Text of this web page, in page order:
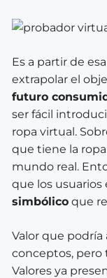
Es a partir de
extrapolar el
futuro
ser fácil
ropa virtual.
que tiene la
mundo real.
que los
simbólico que
Valor que podría
conceptos, pero
Valores ya